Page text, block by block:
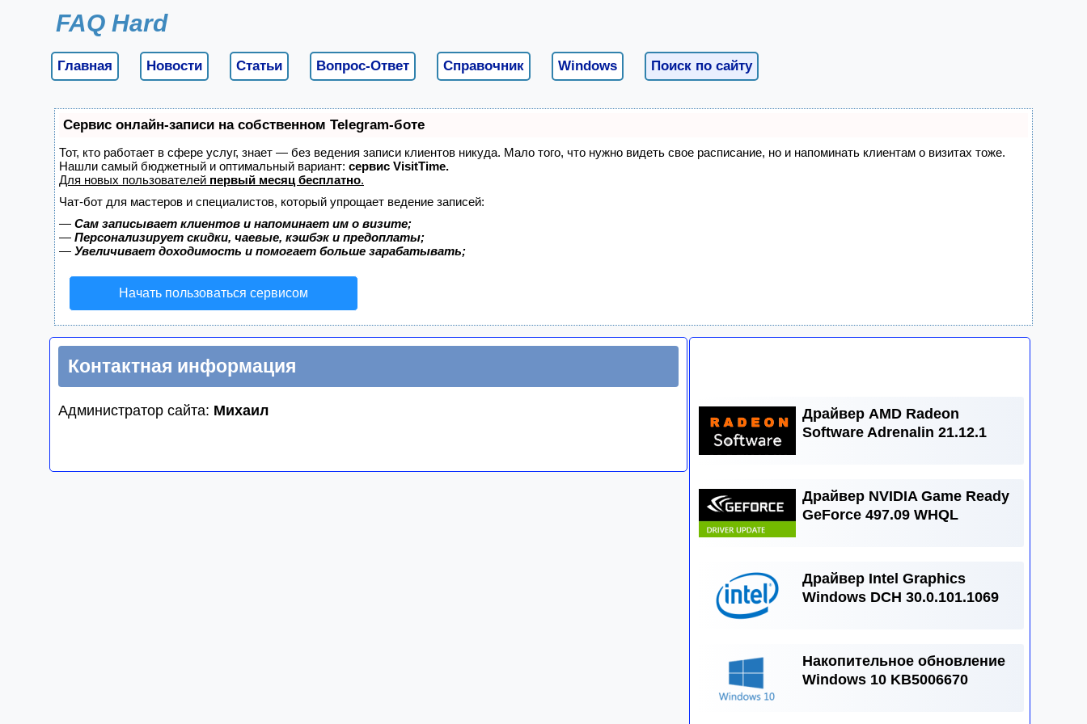
FAQ Hard
Главная Новости Статьи Вопрос-Ответ Справочник Windows Поиск по сайту
Сервис онлайн-записи на собственном Telegram-боте
Тот, кто работает в сфере услуг, знает — без ведения записи клиентов никуда. Мало того, что нужно видеть свое расписание, но и напоминать клиентам о визитах тоже.
Нашли самый бюджетный и оптимальный вариант: сервис VisitTime.
Для новых пользователей первый месяц бесплатно.
Чат-бот для мастеров и специалистов, который упрощает ведение записей:
— Сам записывает клиентов и напоминает им о визите;
— Персонализирует скидки, чаевые, кэшбэк и предоплаты;
— Увеличивает доходимость и помогает больше зарабатывать;
Начать пользоваться сервисом
Контактная информация
Администратор сайта: Михаил
Драйвер AMD Radeon
Software Adrenalin 21.12.1
Драйвер NVIDIA Game Ready
GeForce 497.09 WHQL
Драйвер Intel Graphics
Windows DCH 30.0.101.1069
Накопительное обновление
Windows 10 KB5006670